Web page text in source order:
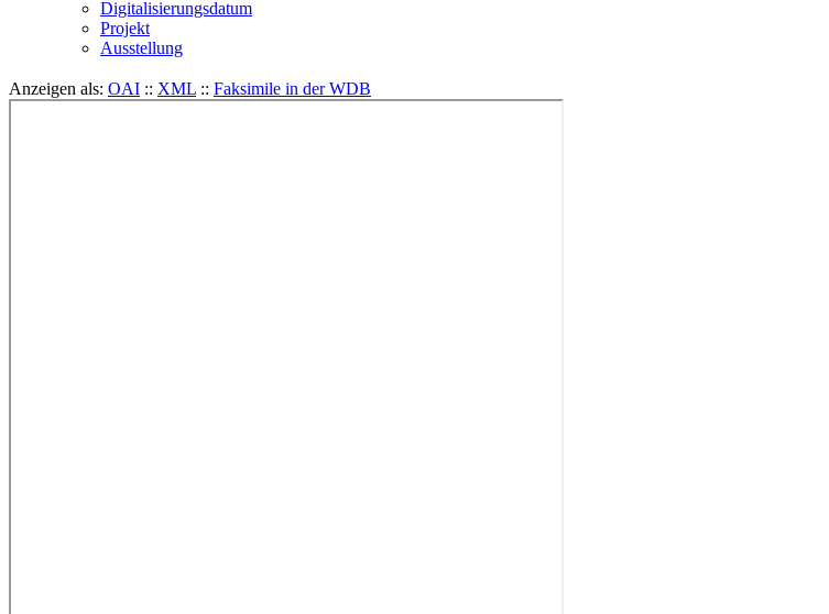
Digitalisierungsdatum
Projekt
Ausstellung
Anzeigen als: OAI :: XML :: Faksimile in der WDB